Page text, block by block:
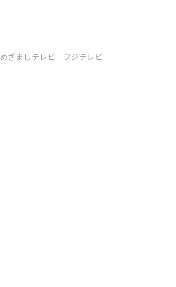
めざましテレビ フジテレビ